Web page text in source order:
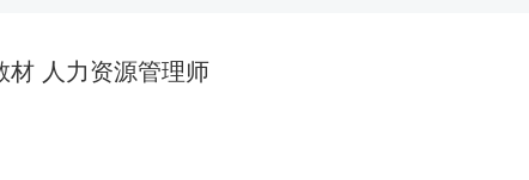
材 人力资源管理师